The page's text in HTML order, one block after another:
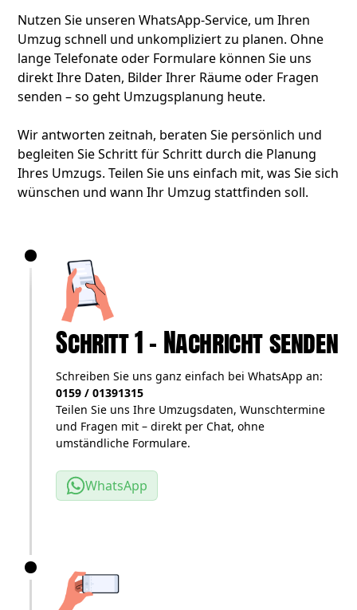
Nutzen Sie unseren WhatsApp-Service, um Ihren
Umzug schnell und unkompliziert zu planen. Ohne
lange Telefonate oder Formulare können Sie uns
direkt Ihre Daten, Bilder Ihrer Räume oder Fragen
senden – so geht Umzugsplanung heute.
Wir antworten zeitnah, beraten Sie persönlich und
begleiten Sie Schritt für Schritt durch die Planung
Ihres Umzugs. Teilen Sie uns einfach mit, was Sie sich
wünschen und wann Ihr Umzug stattfinden soll.
Schritt 1 – Nachricht senden
Schreiben Sie uns ganz einfach bei WhatsApp an:
0159 / 01391315
Teilen Sie uns Ihre Umzugsdaten, Wunschtermine
und Fragen mit – direkt per Chat, ohne
umständliche Formulare.
WhatsApp